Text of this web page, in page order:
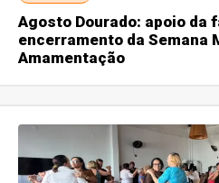
Agosto Dourado: apoio da
encerramento da Semana
Amamentação